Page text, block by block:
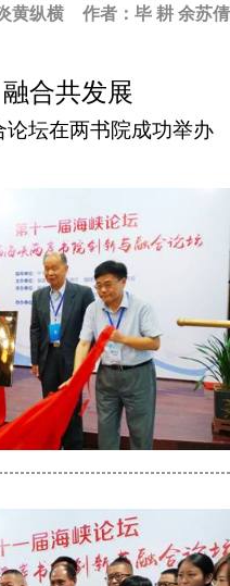
黄纵横 作者：毕 耕 余苏倩
融合共发展
坛在两书院成功举办